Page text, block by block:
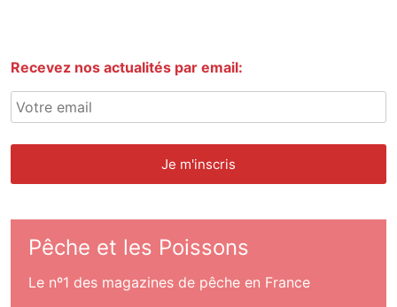
Recevez nos actualités par email:
Pêche et les Poissons
Le nº1 des magazines de pêche en France